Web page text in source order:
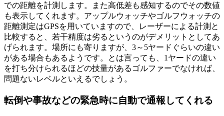
での距離を計測します。また高低差も感知するのでその数値
も表示してくれます。アップルウォッチやゴルフウォッチの
距離測定はGPSを用いていますので、レーザーによる計測と
比較すると、若干精度は劣るというのがデメリットとしてあ
げられます。場所にも寄りますが、3～5ヤードぐらいの違い
がある場合もあるようです。とは言っても、1ヤードの違い
を打ち分けられるほどの技量があるゴルファーでなければ、
問題ないレベルといえるでしょう。
転倒や事故などの緊急時に自動で通報してくれる